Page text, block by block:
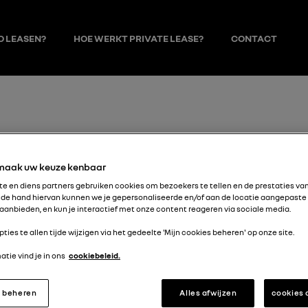
LEASEN? HOE WERKT PRIVATE LEASE? CONTACT
de mogelijkheid om eventuele meer gereden kilometers te
uw keuze kenbaar
en diens partners gebruiken cookies om bezoekers te tellen en de prestaties
hand hiervan kunnen we je gepersonaliseerde en/of aan de locatie
en kun je interactief met onze content reageren via sociale media.
te allen tijde wijzigen via het gedeelte 'Mijn cookies beheren' op onze site.
vind je in ons cookiebeleid.
Alles afwijzen cookies
beheren